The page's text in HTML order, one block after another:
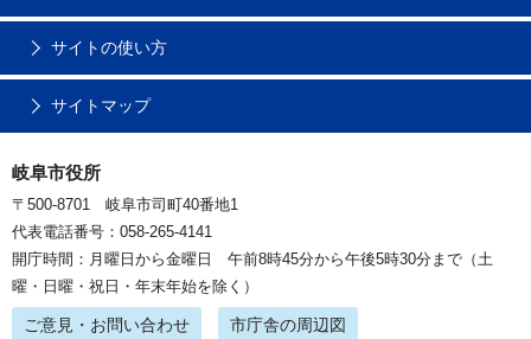
サイトの使い方
サイトマップ
岐阜市役所
〒500-8701 岐阜市司町40番地1
代表電話番号：058-265-4141
開庁時間：月曜日から金曜日 午前8時45分から午後5時30分まで（土
曜・日曜・祝日・年末年始を除く）
ご意見・お問い合わせ 市庁舎の周辺図